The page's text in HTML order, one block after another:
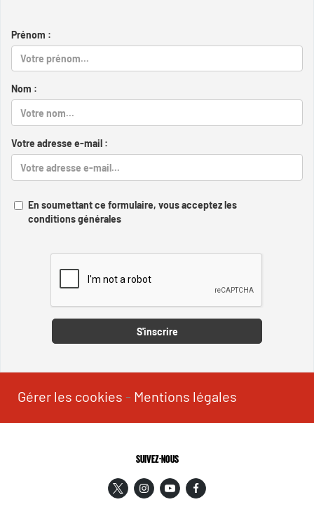
Prénom :
Nom :
Votre adresse e-mail :
En soumettant ce formulaire, vous acceptez les
conditions générales
S'inscrire
Gérer les cookies - Mentions légales
SUIVEZ-NOUS